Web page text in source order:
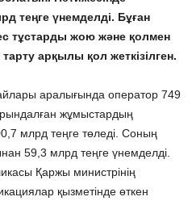
теңге үнемделді. Бұған
тұстарды жою және қолмен
арқылы қол жеткізілген.
аралығында оператор 749
жұмыстардың
млрд теңге төледі. Соның
59,3 млрд теңге үнемделді.
Қаржы министрінің
қызметінде өткен